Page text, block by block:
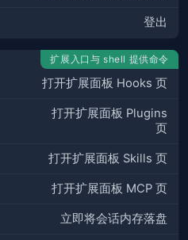
登出
扩展入口与 shell 提供命令
打开扩展面板 Hooks 页
打开扩展面板 Plugins
页
打开扩展面板 Skills 页
打开扩展面板 MCP 页
立即将会话内存落盘